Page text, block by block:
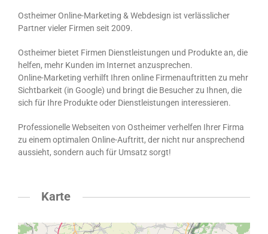
Ostheimer Online-Marketing & Webdesign ist verlässlicher
Partner vieler Firmen seit 2009.
Ostheimer bietet Firmen Dienstleistungen und Produkte an, die
helfen, mehr Kunden im Internet anzusprechen.
Online-Marketing verhilft Ihren online Firmenauftritten zu mehr
Sichtbarkeit (in Google) und bringt die Besucher zu Ihnen, die
sich für Ihre Produkte oder Dienstleistungen interessieren.
Professionelle Webseiten von Ostheimer verhelfen Ihrer Firma
zu einem optimalen Online-Auftritt, der nicht nur ansprechend
aussieht, sondern auch für Umsatz sorgt!
Karte